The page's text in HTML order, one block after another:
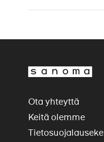
Ota yhteyttä
Keitä olemme
Tietosuojalauseke